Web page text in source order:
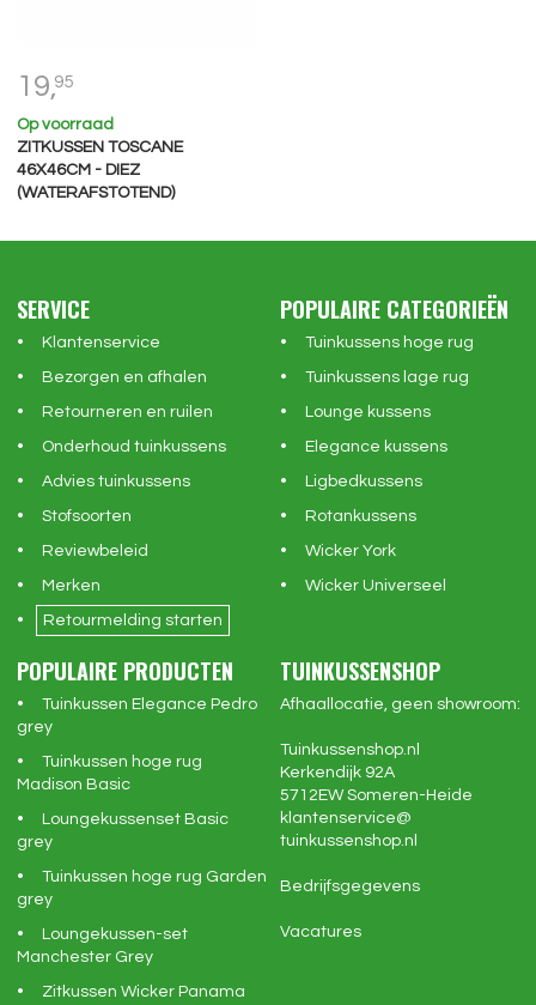
19,95
Op voorraad
ZITKUSSEN TOSCANE
46X46CM - DIEZ
(WATERAFSTOTEND)
SERVICE
Klantenservice
Bezorgen en afhalen
Retourneren en ruilen
Onderhoud tuinkussens
Advies tuinkussens
Stofsoorten
Reviewbeleid
Merken
Retourmelding starten
POPULAIRE CATEGORIEËN
Tuinkussens hoge rug
Tuinkussens lage rug
Lounge kussens
Elegance kussens
Ligbedkussens
Rotankussens
Wicker York
Wicker Universeel
POPULAIRE PRODUCTEN
Tuinkussen Elegance Pedro
grey
Tuinkussen hoge rug
Madison Basic
Loungekussenset Basic
grey
Tuinkussen hoge rug Garden
grey
Loungekussen-set
Manchester Grey
Zitkussen Wicker Panama
TUINKUSSENSHOP
Afhaallocatie, geen showroom:
Tuinkussenshop.nl
Kerkendijk 92A
5712EW Someren-Heide
klantenservice@
tuinkussenshop.nl
Bedrijfsgegevens
Vacatures